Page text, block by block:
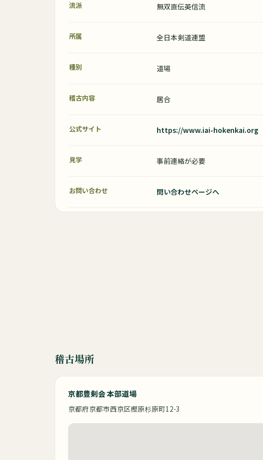
流派 無双直伝英信流
所属 全日本剣道連盟
種別 道場
稽古内容 居合
公式サイト https://www.iai-hokenkai.org
見学 事前連絡が必要
お問い合わせ 問い合わせページへ
稽古場所
京都豊剣会 本部道場
京都府京都市西京区樫原杉原町12-3